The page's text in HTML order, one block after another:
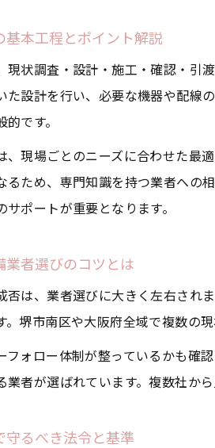
消
本工程とポイント解説
現状調査・設計・施工・確認・引
た設計を行い、必要な機器や配線
です。
、現場ごとのニーズに合わせた最
るため、専門知識を持つ業者への
ポートが重要となります。
者選びのコツとは
否は、業者選びに大きく左右され
。堺市南区や大阪府全域で複数の
フォロー体制が整っているかも確
業者が選ばれています。複数社か
るべき法令と基準